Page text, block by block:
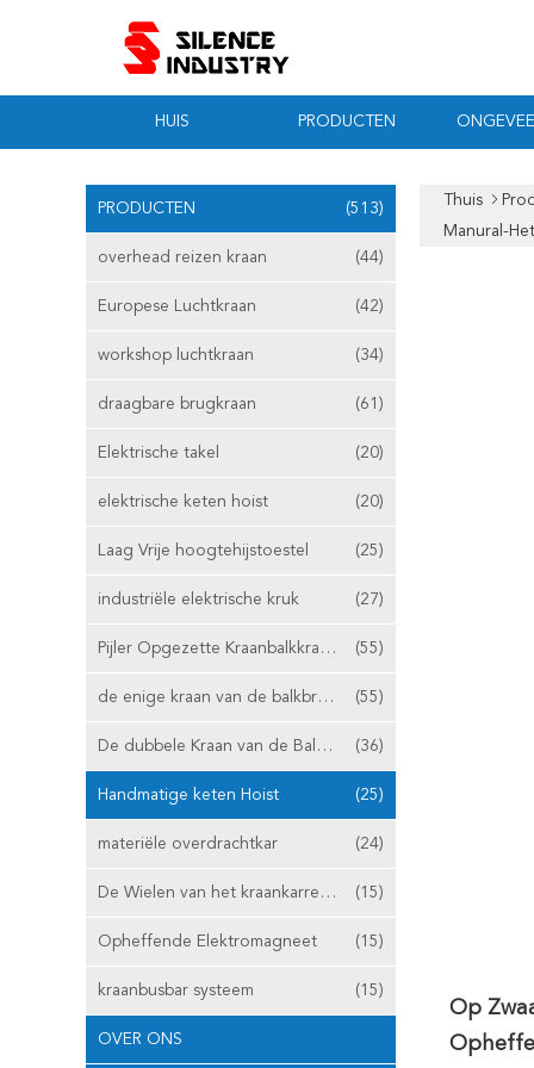
HUIS PRODUCTEN
PRODUCTEN (513)
overhead reizen kraan (44)
Europese Luchtkraan (42)
workshop luchtkraan (34)
draagbare brugkraan (61)
Elektrische takel (20)
elektrische keten hoist (20)
Laag Vrije hoogtehijstoestel (25)
industriële elektrische kruk (27)
Pijler Opgezette Kraanbalkkraan (55)
de enige kraan van de balkbrug (55)
De dubbele Kraan van de Balkbrug (36)
Handmatige keten Hoist (25)
materiële overdrachtkar (24)
De Wielen van het kraankarretje (15)
Opheffende Elektromagneet (15)
kraanbusbar systeem (15)
OVER ONS
Thuis
Manural-
Op